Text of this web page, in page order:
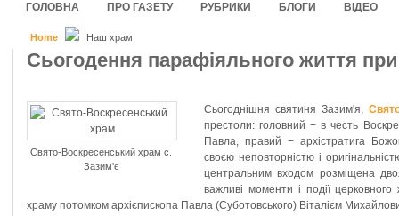
ГОЛОВНА ПРО ГАЗЕТУ РУБРИКИ БЛОГИ ВІДЕО
Home Наш храм
Сьогодення парафіяльного життя
Свято-Воскресенський храм с.
Зазим'є
Сьогоднішня святиня Зазим'я,
престоли: головний − в честь
Павла, правий − архістратига
своєю неповторністю і
центральним входом розміщена
важливі моменти і події
храму потомком архієпископа Павла (Суботовського) Віталієм